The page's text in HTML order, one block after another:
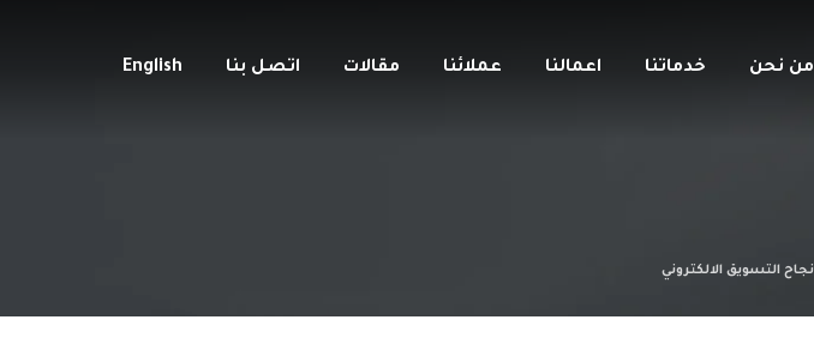
من نحن خدماتنا اعمالنا عملائنا مقالات اتصل بنا English
نجاح التسويق الالكتروني